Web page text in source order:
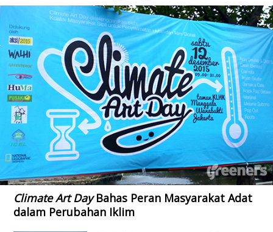
Climate Art DayBahas Peran Masyarakat Adat
dalam Perubahan Iklim